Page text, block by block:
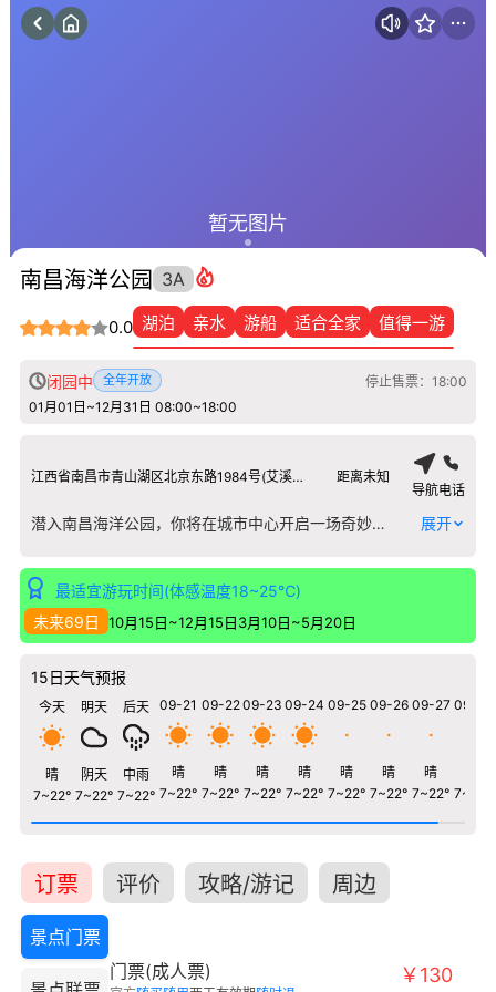
暂无图片
南昌海洋公园 3A
0.0 湖泊 亲水 游船 适合全家 值得一游
闭园中 全年开放
停止售票：18:00
01月01日~12月31日 08:00~18:00
江西省南昌市青山湖区北京东路1984号(艾溪湖大桥下)
距离未知
导航电话
潜入南昌海洋公园，你将在城市中心开启一场奇妙的深海漫游。这里不仅是江西首个大型海洋主题场馆，更是一个集观赏、互动、科普于一体的蓝色世界。 步入长达数十米的海底隧道，成群的鳐鱼从头顶优雅滑过，鲨鱼在身侧悄然巡游。最不容错过的是梦幻水母宫，数千只水母在变幻灯光下翩然起舞，如同水中绽放的星空。每天多场的海狮表演与美人鱼剧场，将海洋生物的智慧与优雅生动呈现。孩子们可以在触摸池轻轻触碰海星，在科普课堂了解潮间带生态。 这里特别适合家庭出游，既有让孩子兴奋的海洋剧场，也有让成年人沉浸的静谧展区。无论是观察企鹅摇摆踱步，还是观看潜水员与鱼群共舞的喂食秀，都能感受到海洋生命的蓬勃活力。 展开
最适宜游玩时间(体感温度18~25℃)
未来69日
10月15日~12月15日3月10日~5月20日
15日天气预报
今天
晴
7~22°
明天
阴天
7~22°
后天
中雨
7~22°
09-21
晴
7~22°
09-22
晴
7~22°
09-23
晴
7~22°
09-24
晴
7~22°
09-25
晴
7~22°
09-26
晴
7~22°
09-27
晴
7~22°
09-28
7~22°
订票 评价 攻略/游记 周边
景点门票
门票(成人票) ￥130